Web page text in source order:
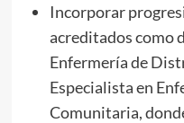
Incorporar
acreditados como
Enfermería de
Especialista en
Comunitaria,